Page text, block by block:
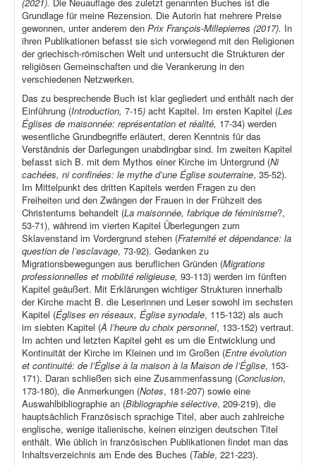
(2021). Die Neuauflage des zuletzt genannten Buches ist die
Grundlage für meine Rezension. Die Autorin hat mehrere Preise
gewonnen, unter anderem den Prix François-Millepierres (2017). In
ihren Publikationen befasst sie sich vorwiegend mit den Religionen
der griechisch-römischen Welt und untersucht die Strukturen der
religiösen Gemeinschaften und die Verankerung in den
verschiedenen Netzwerken.
Das zu besprechende Buch ist klar gegliedert und enthält nach der
Einführung (Introduction, 7-15) acht Kapitel. Im ersten Kapitel (Les
Églises de maisonnée: représentation et réalité, 17-34) werden
wesentliche Grundbegriffe erläutert, deren Kenntnis für das
Verständnis der Darlegungen unabdingbar sind. Im zweiten Kapitel
befasst sich B. mit dem Mythos einer Kirche im Untergrund (Ni
cachées, ni confinées: le mythe d’une Église souterraine, 35-52).
Im Mittelpunkt des dritten Kapitels werden Fragen zu den
Freiheiten und den Zwängen der Frauen in der Frühzeit des
Christentums behandelt (La maisonnée, fabrique de féminisme?,
53-71), während im vierten Kapitel Überlegungen zum
Sklavenstand im Vordergrund stehen (Fraternité et dépendance: la
question de l’esclavage, 73-92). Gedanken zu
Migrationsbewegungen aus beruflichen Gründen (Migrations
professionnelles et mobilité religieuse, 93-113) werden im fünften
Kapitel geäußert. Mit Erklärungen wichtiger Strukturen innerhalb
der Kirche macht B. die Leserinnen und Leser sowohl im sechsten
Kapitel (Églises en réseaux, Église synodale, 115-132) als auch
im siebten Kapitel (À l’heure du choix personnel, 133-152) vertraut.
Im achten und letzten Kapitel geht es um die Entwicklung und
Kontinuität der Kirche im Kleinen und im Großen (Entre évolution
et continuité: de l’Église à la maison à la Maison de l’Église, 153-
171). Daran schließen sich eine Zusammenfassung (Conclusion,
173-180), die Anmerkungen (Notes, 181-207) sowie eine
Auswahlbibliographie an (Bibliographie sélective, 209-219), die
hauptsächlich Französisch sprachige Titel, aber auch zahlreiche
englische, wenige italienische, keinen einzigen deutschen Titel
enthält. Wie üblich in französischen Publikationen findet man das
Inhaltsverzeichnis am Ende des Buches (Table, 221-223).